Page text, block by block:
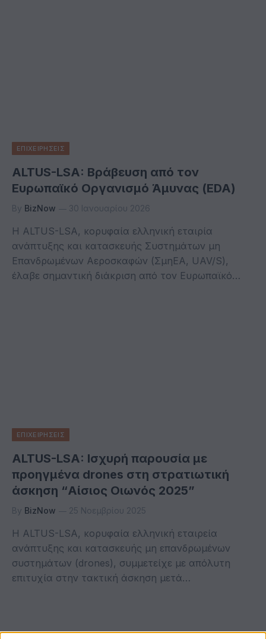
ΕΠΙΧΕΙΡΗΣΕΙΣ
ALTUS-LSA: Βράβευση από τον
Ευρωπαϊκό Οργανισμό Άμυνας (EDA)
By BizNow 30 Ιανουαρίου 2026
Η ALTUS-LSA, κορυφαία ελληνική εταιρία
ανάπτυξης και κατασκευής Συστημάτων μη
Επανδρωμένων Αεροσκαφών (ΣμηΕΑ, UAV/S),
έλαβε σημαντική διάκριση από τον Ευρωπαϊκό…
ΕΠΙΧΕΙΡΗΣΕΙΣ
ALTUS-LSA: Ισχυρή παρουσία με
προηγμένα drones στη στρατιωτική
άσκηση “Αίσιος Οιωνός 2025”
By BizNow 25 Νοεμβρίου 2025
Η ALTUS-LSA, κορυφαία ελληνική εταιρεία
ανάπτυξης και κατασκευής μη επανδρωμένων
συστημάτων (drones), συμμετείχε με απόλυτη
επιτυχία στην τακτική άσκηση μετά…